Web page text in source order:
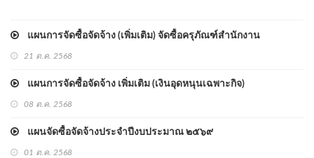
แผนการจัดซื้อจัดจ้าง (เพิ่มเติม) จัดซื้อครุภัณฑ์สำนักงาน
21 ต.ค. 2568
แผนการจัดซื้อจัดจ้าง เพิ่มเติม (เงินอุดหนุนเฉพาะกิจ)
08 ต.ค. 2568
แผนจัดซื้อจัดจ้างประจำปีงบประมาณ ๒๕๖๙
01 ต.ค. 2568